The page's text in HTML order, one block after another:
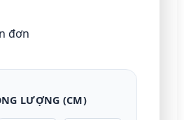
đơn
LƯỢNG (CM)